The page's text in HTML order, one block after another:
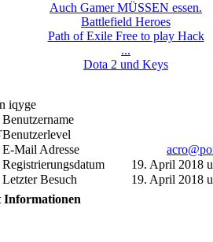
Auch Gamer MÜSSEN essen.
Battlefield Heroes
Path of Exile Free to play Hack
...
Dota 2 und Keys
iqyge
Benutzername
Benutzerlevel
E-Mail Adresse
Registrierungsdatum
19. April 2018
Letzter Besuch
19. April 2018
Informationen